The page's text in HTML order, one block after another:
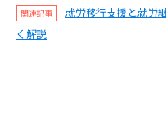
関連記事
就労移行支援と就労
く解説